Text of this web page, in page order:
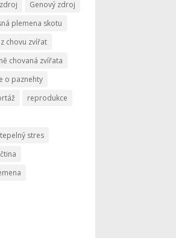
Genový zdroj
plemena skotu
chovu zvířat
chovaná zvířata
o paznehty
reprodukce
tepelný stres